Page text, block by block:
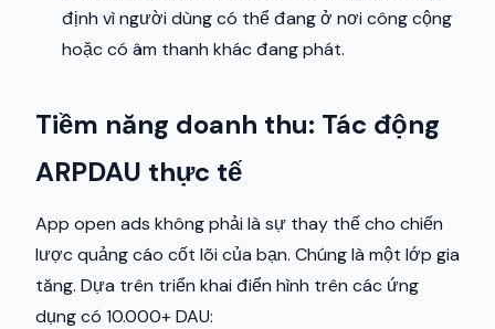
định vì người dùng có thể đang ở nơi công cộng
hoặc có âm thanh khác đang phát.
Tiềm năng doanh thu: Tác động
ARPDAU thực tế
App open ads không phải là sự thay thế cho chiến
lược quảng cáo cốt lõi của bạn. Chúng là một lớp gia
tăng. Dựa trên triển khai điển hình trên các ứng
dụng có 10.000+ DAU: